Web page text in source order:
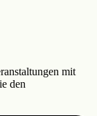
mit
den